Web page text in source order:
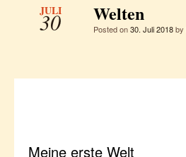
JULI
30 Welten
Posted on30. Juli 2018by
Meine erste Welt